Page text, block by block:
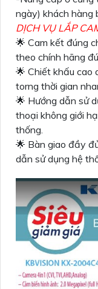
ngày) khách hàng
DỊCH VỤ LẮP
🌟 Cam kết đúng
theo chính hãng
🌟 Chiết khấu cao
torng thời gian
🌟 Hướng dẫn sử
thoại không giới
thống.
🌟 Bàn giao đầy
dẫn sử dụng hệ